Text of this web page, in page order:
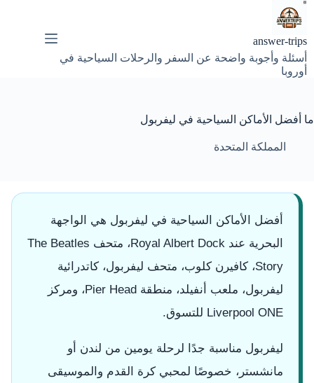
التجاوز
إلى
answer-trips
أسئلة وأجوبة واضحة عن السفر والرحلات السياحية في
أوروبا
ما أفضل الأماكن السياحية في ليفربول
المملكة المتحدة
أفضل الأماكن السياحية في ليفربول هي الواجهة
البحرية عند Royal Albert Dock، متحف The Beatles
Story، كافيرن كلوب، متحف ليفربول، كاتدرائية
ليفربول، ملعب أنفيلد، منطقة Pier Head، ومركز
Liverpool ONE للتسوق.
ليفربول مناسبة جدًا لرحلة يومين من لندن أو
مانشستر، خصوصًا لمحبي كرة القدم والموسيقى